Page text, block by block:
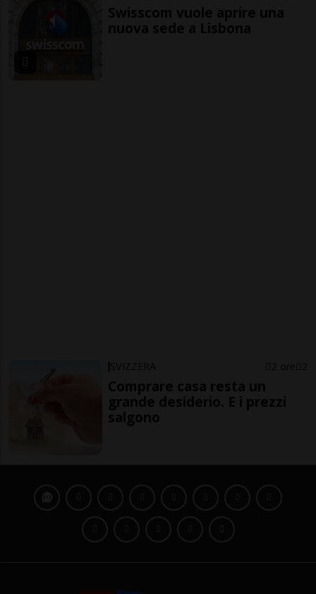
Swisscom vuole aprire una
nuova sede a Lisbona
SVIZZERA 2 ore 2
Comprare casa resta un
grande desiderio. E i prezzi
salgono